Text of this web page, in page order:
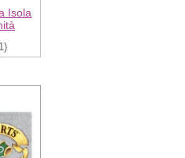
Isola